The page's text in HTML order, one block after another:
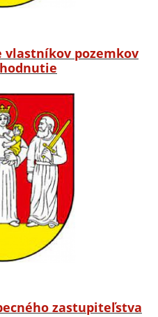
vlastníkov pozemkov
zastupiteľstva